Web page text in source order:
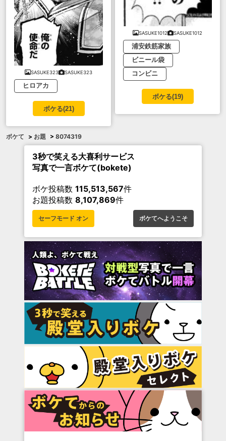
SASUKE323 SASUKE323
ヒロアカ
ボケる(21)
SASUKE1012 SASUKE1012
浦安鉄筋家族
ビニール袋
コンビニ
ボケる(19)
ボケて > お題 > 8074319
3秒で笑える大喜利サービス
写真で一言ボケて(bokete)
ボケ投稿数 115,513,567件
お題投稿数 8,107,869件
セーフモード オン ボケてへようこそ